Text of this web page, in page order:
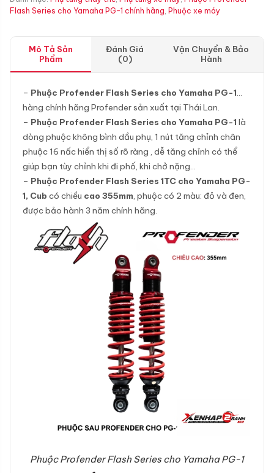
Flash Series cho Yamaha PG-1 chính hãng, Phuộc xe máy
Mô Tả Sản
Phẩm
Đánh Giá
(0)
Vận Chuyển & Bảo
Hành
– Phuộc Profender Flash Series cho Yamaha PG-1…
hàng chính hãng Profender sản xuất tại Thái Lan.
– Phuộc Profender Flash Series cho Yamaha PG-1 là
dòng phuộc không bình dầu phụ, 1 nút tăng chỉnh chân
phuộc 16 nấc hiển thị số rõ ràng , dễ tăng chỉnh có thể
giúp bạn tùy chỉnh khi đi phố, khi chở nặng…
– Phuộc Profender Flash Series 1TC cho Yamaha PG-
1, Cub có chiều cao 355mm, phuộc có 2 màu: đỏ và đen,
được bảo hành 3 năm chính hãng.
Phuộc Profender Flash Series cho Yamaha PG-1